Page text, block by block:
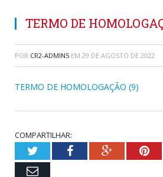
TERMO DE
POR CR2-ADMIN5 EM 29 DE AGOSTO DE 2022
TERMO DE HOMOLOGAÇÃO (9)
COMPARTILHAR:
TwitterFacebookGoogle+
Email